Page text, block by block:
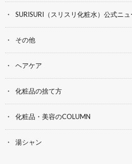
SURISURI（スリスリ化粧水）公式ニ
その他
ヘアケア
化粧品の捨て方
化粧品・美容のCOLUMN
湯シャン